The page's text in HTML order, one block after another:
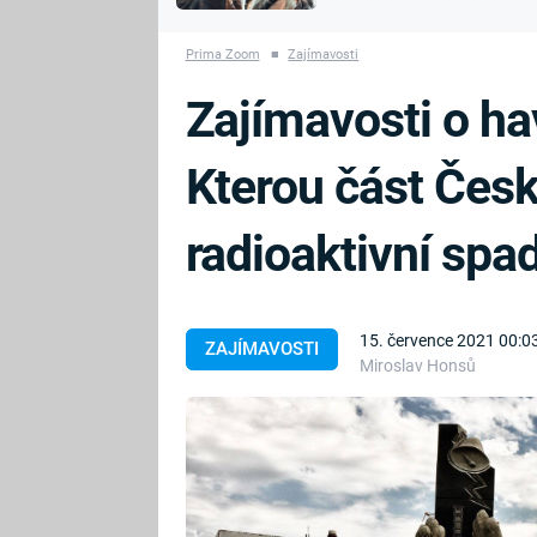
PRVNÍ SVĚTOVÁ
BRITSKÁ
RODINA
Prima Zoom ■ Zajímavosti
ZAJÍMAVOSTI
15. července 2021
Miroslav Honsů
Zajímavosti o
Kterou část
radioaktivní